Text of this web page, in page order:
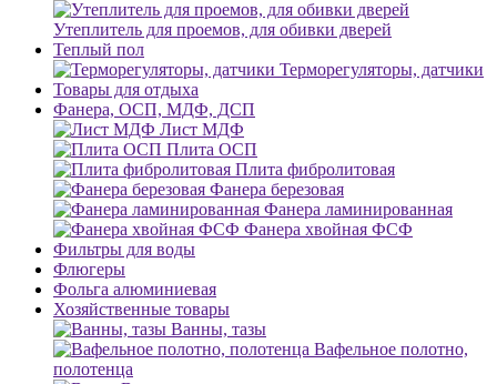
Утеплитель для проемов, для обивки дверей
Теплый пол
Терморегуляторы, датчики
Товары для отдыха
Фанера, ОСП, МДФ, ДСП
Лист МДФ
Плита ОСП
Плита фибролитовая
Фанера березовая
Фанера ламинированная
Фанера хвойная ФСФ
Фильтры для воды
Флюгеры
Фольга алюминиевая
Хозяйственные товары
Ванны, тазы
Вафельное полотно,
полотенца